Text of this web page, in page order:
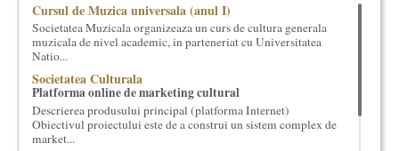
inceput cu muzica clasica - si de aici numele -, insa acum
dezvoltam proiecte si in alte domenii ale culturii.
Facem management cultural, dezvoltam si administram proiecte
proprii sau preluate, modele si sisteme de finantare, marketing
cultural si consultanta. Organizam concursuri, concerte si
evenimente culturale, private sau publice, tinem cursuri de
cultura generala muzicala, teatrala, filosofica si de alte feluri.
Cursul de Muzica universala (anul I)
Societatea Muzicala organizeaza un curs de cultura generala
muzicala de nivel academic, in parteneriat cu Universitatea
Natio...
Societatea Culturala
Platforma online de marketing cultural
Descrierea produsului principal (platforma Internet)
Obiectivul proiectului este de a construi un sistem complex de
market...